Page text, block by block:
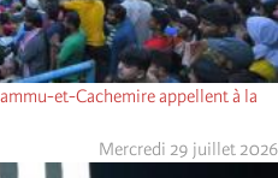
et-Cachemire appellent à la
Mercredi 29 juillet 2026